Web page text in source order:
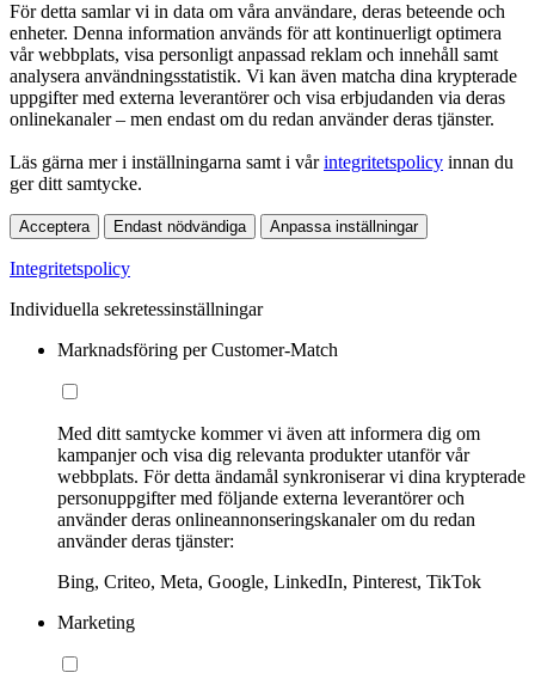
För detta samlar vi in data om våra användare, deras beteende och
enheter. Denna information används för att kontinuerligt optimera
vår webbplats, visa personligt anpassad reklam och innehåll samt
analysera användningsstatistik. Vi kan även matcha dina krypterade
uppgifter med externa leverantörer och visa erbjudanden via deras
onlinekanaler – men endast om du redan använder deras tjänster.
Läs gärna mer i inställningarna samt i vårintegritetspolicy innan du
ger ditt samtycke.
Acceptera Endast nödvändiga Anpassa inställningar
Integritetspolicy
Individuella sekretessinställningar
Marknadsföring per Customer-Match
Med ditt samtycke kommer vi även att informera dig om
kampanjer och visa dig relevanta produkter utanför vår
webbplats. För detta ändamål synkroniserar vi dina krypterade
personuppgifter med följande externa leverantörer och
använder deras onlineannonseringskanaler om du redan
använder deras tjänster:
Bing, Criteo, Meta, Google, LinkedIn, Pinterest, TikTok
Marketing